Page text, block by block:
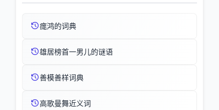
痝鸿的词典
雄居榜首一男儿的谜语
善模善样词典
高歌曼舞近义词